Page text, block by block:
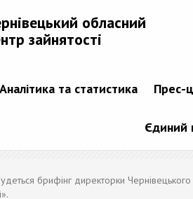
обласний
зайнятості
Аналітика та статистика Прес-
Єдиний
брифінг директорки